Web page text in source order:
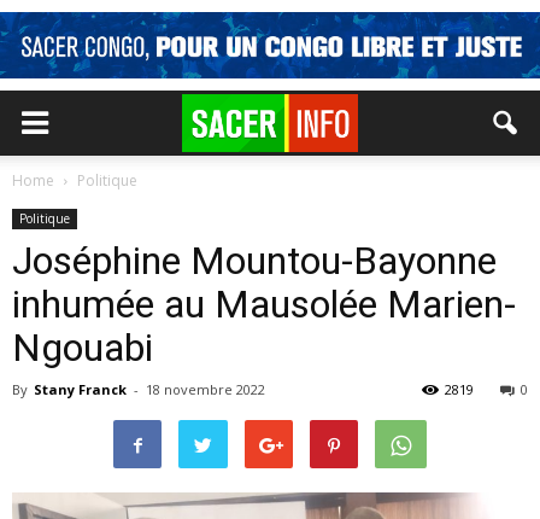
Home Politique
Politique
Joséphine Mountou-Bayonne
inhumée au Mausolée Marien-
Ngouabi
By Stany Franck - 18 novembre 2022 0
2819